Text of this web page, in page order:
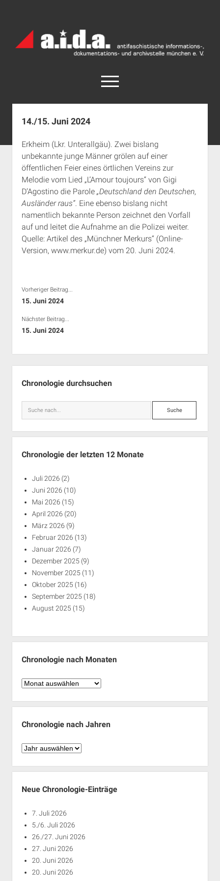
Archiv
München
open
menu
facebook
rss info@aida-archiv.de
Aktuelles
Termine
open
dropdown
menu
Antifaschistische Termine im Süden
Antifaschistische Termine in München
Rechte Termine im Süden
Rechte Termine München
Chronologie
Das Archiv
open
dropdown
menu
a.i.d.a. e. V. unterstützen
Über a.i.d.a.
RSS-Feeds, Twitter & Facebook
Impressum
14./15. Juni 2024
Erkheim (Lkr. Unterallgäu). Zwei bislang
unbekannte junge Männer grölen auf einer
öffentlichen Feier eines örtlichen Vereins zur
Melodie vom Lied „L’Amour toujours“ von Gigi
D’Agostino die Parole „Deutschland den Deutschen,
Ausländer raus“. Eine ebenso bislang nicht
namentlich bekannte Person zeichnet den Vorfall
auf und leitet die Aufnahme an die Polizei weiter.
Quelle: Artikel des „Münchner Merkurs“ (Online-
Version, www.merkur.de) vom 20. Juni 2024.
Vorheriger Beitrag...
15. Juni 2024
Nächster Beitrag...
15. Juni 2024
Chronologie durchsuchen
Suche
Chronologie der letzten 12 Monate
Juli 2026 (2)
Juni 2026 (10)
Mai 2026 (15)
April 2026 (20)
März 2026 (9)
Februar 2026 (13)
Januar 2026 (7)
Dezember 2025 (9)
November 2025 (11)
Oktober 2025 (16)
September 2025 (18)
August 2025 (15)
Chronologie nach Monaten
Chronologie
Monaten
Chronologie nach Jahren
Chronologie
Jahren
Neue Chronologie-Einträge
7. Juli 2026
5./6. Juli 2026
26./27. Juni 2026
27. Juni 2026
20. Juni 2026
20. Juni 2026